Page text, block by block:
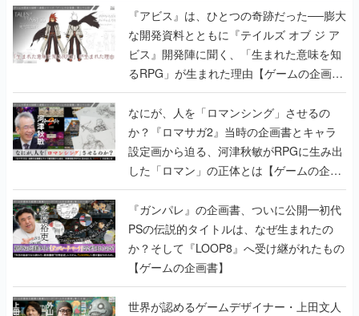
『アビス』は、ひとつの奇跡だった──膨大
な開発資料とともに『テイルズ オブ ジ ア
ビス』開発陣に聞く、「生まれた意味を知
るRPG」が生まれた理由【ゲームの企画
書】
なにが、人を「ロマンシング」させるの
か？『ロマサガ2』当時の企画書とキャラ
設定画から迫る、河津秋敏がRPGに生み出
した「ロマン」の正体とは【ゲームの企画
書】
『ガンパレ』の企画書、ついに公開━初代
PSの伝説的タイトルは、なぜ生まれたの
か？そして『LOOP8』へ受け継がれたもの
【ゲームの企画書】
世界が認めるゲームデザイナー・上田文人